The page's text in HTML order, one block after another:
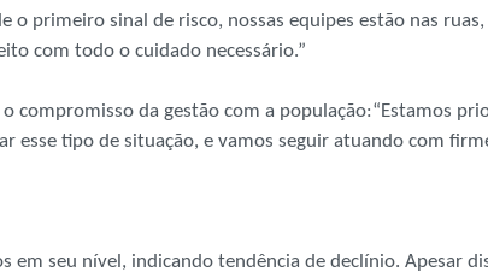
o primeiro sinal de risco, nossas equipes estão nas
com todo o cuidado necessário.”
da gestão com a população:“Estamos
esse tipo de situação, e vamos seguir atuando com
seu nível, indicando tendência de declínio. Apesar